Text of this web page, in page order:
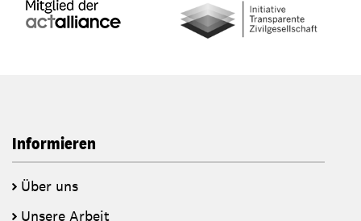
Informieren
Über uns
Unsere Arbeit